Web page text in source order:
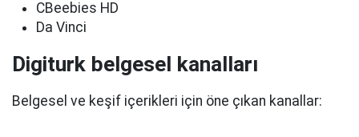
CBeebies HD
Da Vinci
Digiturk belgesel kanalları
Belgesel ve keşif içerikleri için öne çıkan kanallar: